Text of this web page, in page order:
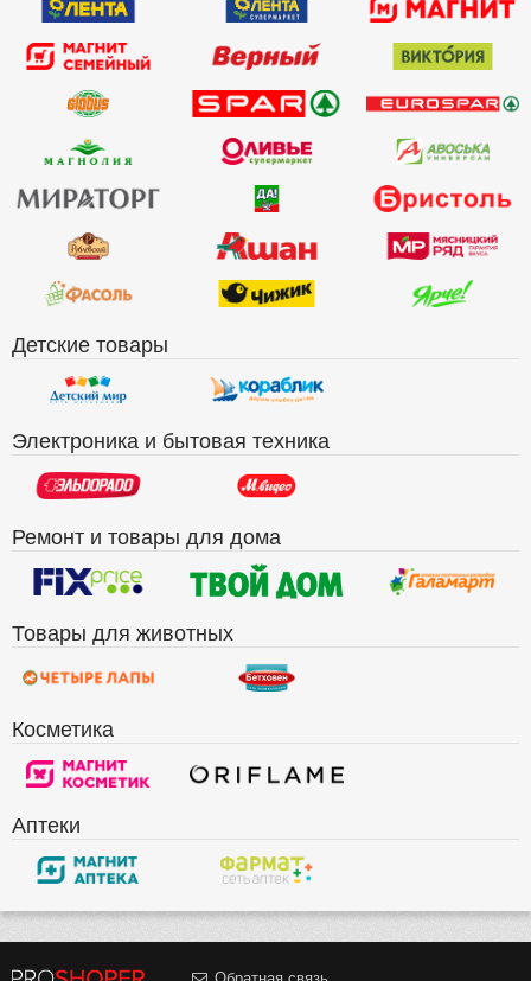
Детские товары
Электроника и бытовая техника
Ремонт и товары для дома
Товары для животных
Косметика
Аптеки